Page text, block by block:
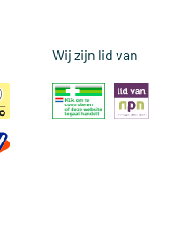
Wij zijn lid van